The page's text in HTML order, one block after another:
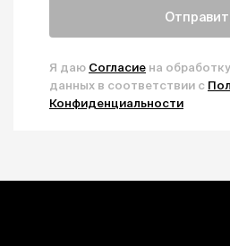
Я даю Согласие на
данных в соответствии с
Конфиденциальности